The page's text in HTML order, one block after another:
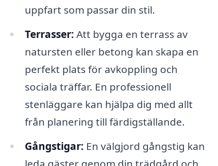
uppfart som passar din stil.
Terrasser: Att bygga en terrass av
natursten eller betong kan skapa en
perfekt plats för avkoppling och
sociala träffar. En professionell
stenläggare kan hjälpa dig med allt
från planering till färdigställande.
Gångstigar: En välgjord gångstig kan